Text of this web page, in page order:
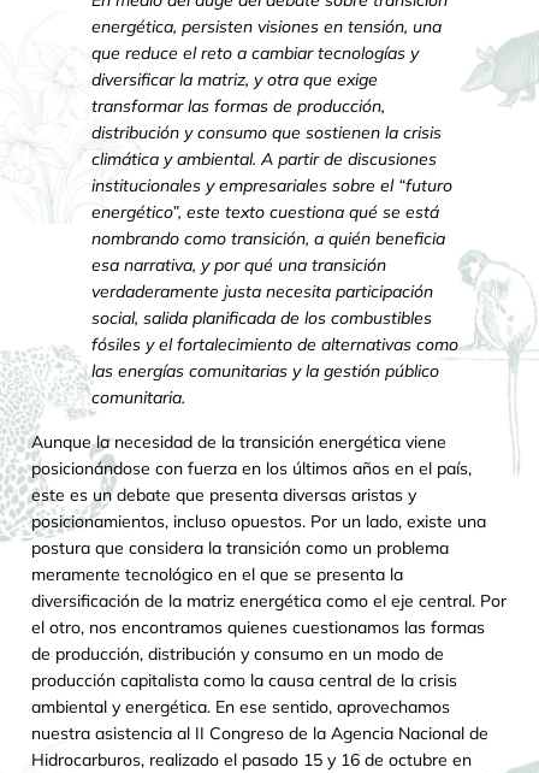
energética, persisten visiones en tensión, una
que reduce el reto a cambiar tecnologías y
diversificar la matriz, y otra que exige
transformar las formas de producción,
distribución y consumo que sostienen la crisis
climática y ambiental. A partir de discusiones
institucionales y empresariales sobre el “futuro
energético”, este texto cuestiona qué se está
nombrando como transición, a quién beneficia
esa narrativa, y por qué una transición
verdaderamente justa necesita participación
social, salida planificada de los combustibles
fósiles y el fortalecimiento de alternativas como
las energías comunitarias y la gestión público
comunitaria.
Aunque la necesidad de la transición energética viene
posicionándose con fuerza en los últimos años en el país,
este es un debate que presenta diversas aristas y
posicionamientos, incluso opuestos. Por un lado, existe una
postura que considera la transición como un problema
meramente tecnológico en el que se presenta la
diversificación de la matriz energética como el eje central. Por
el otro, nos encontramos quienes cuestionamos las formas
de producción, distribución y consumo en un modo de
producción capitalista como la causa central de la crisis
ambiental y energética. En ese sentido, aprovechamos
nuestra asistencia al II Congreso de la Agencia Nacional de
Hidrocarburos, realizado el pasado 15 y 16 de octubre en